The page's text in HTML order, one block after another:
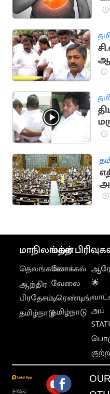
மாநிலங்கள்
தெலங்கானா
ஆந்திர
பிரதேசம்
தமிழ்நாடு
மற்ற
லோக்கல்
வேலை
டிரெண்டிங்
தமிழ்நாடு
🌟
அப்
OUR